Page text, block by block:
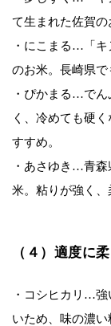
て生まれた佐賀の
・にこまる…「キ
のお米。長崎県で
・ぴかまる…で
く、冷めても硬
すすめ。
・あさゆき…青
米。粘りが強く、
（４）適度に
・コシヒカリ…
いため、味の濃い